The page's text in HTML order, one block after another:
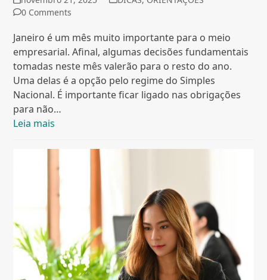
0 Comments
Janeiro é um mês muito importante para o meio
empresarial. Afinal, algumas decisões fundamentais
tomadas neste mês valerão para o resto do ano.
Uma delas é a opção pelo regime do Simples
Nacional. É importante ficar ligado nas obrigações
para não…
Leia mais